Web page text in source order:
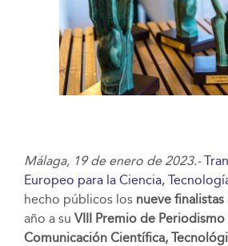
Málaga, 19 de enero de 2023.-
Europeo para la Ciencia,
hecho públicos los nueve finalistas
año a su VIII Premio de
Comunicación Científica,